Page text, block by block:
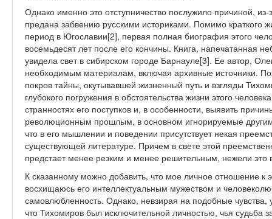
Однако именно это отступничество послужило причиной,
предана забвению русскими историками. Помимо краткого
период в Югославии[2], первая полная биография этого
восемьдесят лет после его кончины. Книга, напечатанная
увидела свет в сибирском городе Барнауле[3]. Ее автор,
необходимым материалам, включая архивные источники.
покров тайны, окутывавшей жизненный путь и взгляды
глубокого погружения в обстоятельства жизни этого
странностях его поступков и, в особенности, выявить
революционным прошлым, в основном игнорируемые
что в его мышлении и поведении присутствует некая
существующей литературе. Причем в свете этой
предстает менее резким и менее решительным, нежели это
К сказанному можно добавить, что мое личное отношение к
восхищаюсь его интеллектуальным мужеством и
самовлюбленность. Однако, невзирая на подобные
что Тихомиров был исключительной личностью, чья судьба